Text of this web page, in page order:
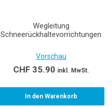
Wegleitung
Schneerückhaltevorrichtungen
Vorschau
CHF 35.90 inkl. MwSt.
In den Warenkorb